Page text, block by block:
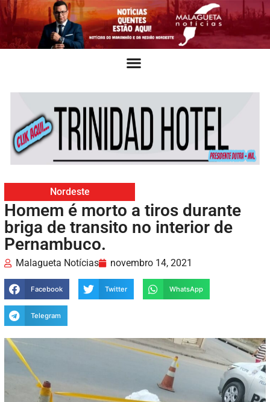
Nordeste
Homem é morto a tiros durante
briga de transito no interior de
Pernambuco.
Malagueta Notícias novembro 14, 2021
Facebook Twitter WhatsApp
Telegram